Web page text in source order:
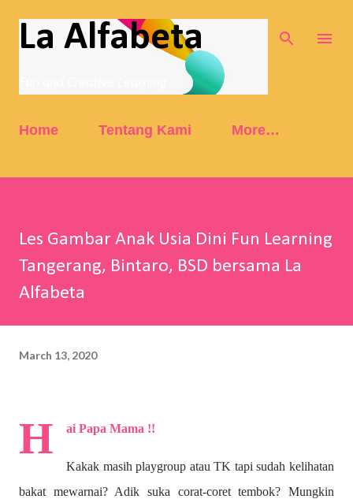
Skip to main content
La Alfabeta
Home Tentang Kami More…
Les Gambar Anak Usia Dini Fun Learning
Tangerang, Bintaro, BSD bersama La
Alfabeta
March 13, 2020
H ai Papa Mama !!
Kakak masih playgroup atau TK tapi sudah kelihatan
bakat mewarnai? Adik suka corat-coret tembok? Mungkin